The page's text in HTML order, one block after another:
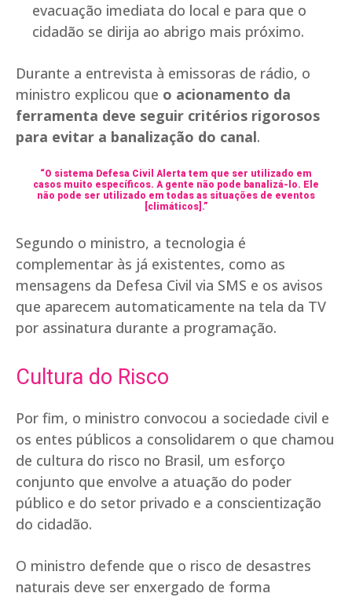
evacuação imediata do local e para que o
cidadão se dirija ao abrigo mais próximo.
Durante a entrevista à emissoras de rádio, o
ministro explicou que o acionamento da
ferramenta deve seguir critérios rigorosos
para evitar a banalização do canal.
“O sistema Defesa Civil Alerta tem que ser utilizado em
casos muito específicos. A gente não pode banalizá-lo. Ele
não pode ser utilizado em todas as situações de eventos
[climáticos].”
Segundo o ministro, a tecnologia é
complementar às já existentes, como as
mensagens da Defesa Civil via SMS e os avisos
que aparecem automaticamente na tela da TV
por assinatura durante a programação.
Cultura do Risco
Por fim, o ministro convocou a sociedade civil e
os entes públicos a consolidarem o que chamou
de cultura do risco no Brasil, um esforço
conjunto que envolve a atuação do poder
público e do setor privado e a conscientização
do cidadão.
O ministro defende que o risco de desastres
naturais deve ser enxergado de forma